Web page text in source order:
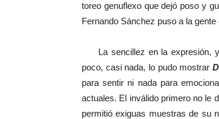
toreo genuflexo que dejó poso y
Fernando Sánchez puso a la gente
La sencillez en la expresión, y
poco, casi nada, lo pudo mostrar
para sentir ni nada para
actuales. El inválido primero no le
permitió exiguas muestras de su